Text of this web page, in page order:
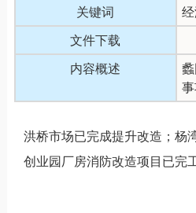
关键词
文件下载
内容概述
洪桥市场已完成提升改造；杨
创业园厂房消防改造项目已完工